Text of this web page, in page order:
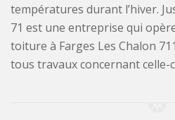
températures durant l’hiver.
71 est une entreprise qui
toiture à Farges Les Chalon
tous travaux concernant celle-